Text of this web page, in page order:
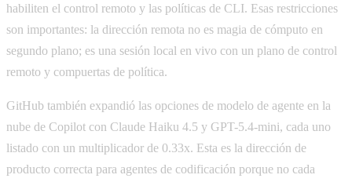
habiliten el control remoto y las políticas de CLI. Esas restricciones
son importantes: la dirección remota no es magia de cómputo en
segundo plano; es una sesión local en vivo con un plano de control
remoto y compuertas de política.
GitHub también expandió las opciones de modelo de agente en la
nube de Copilot con Claude Haiku 4.5 y GPT-5.4-mini, cada uno
listado con un multiplicador de 0.33x. Esta es la dirección de
producto correcta para agentes de codificación porque no cada